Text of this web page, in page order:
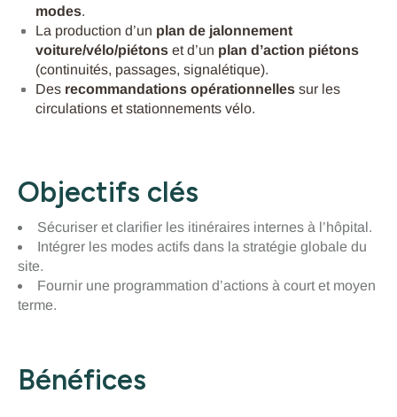
modes.
La production d’un plan de jalonnement
voiture/vélo/piétons et d’un plan d’action piétons
(continuités, passages, signalétique).
Des recommandations opérationnelles sur les
circulations et stationnements vélo.
Objectifs clés
Sécuriser et clarifier les itinéraires internes à l’hôpital.
Intégrer les modes actifs dans la stratégie globale du
site.
Fournir une programmation d’actions à court et moyen
terme.
Bénéfices